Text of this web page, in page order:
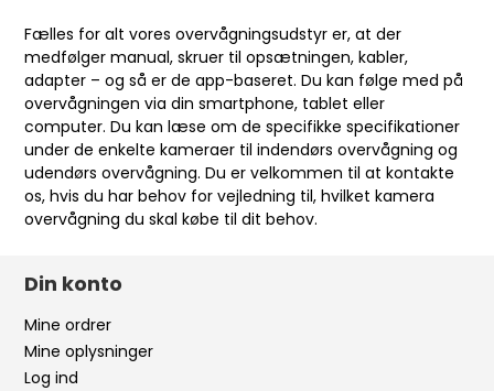
Fælles for alt vores overvågningsudstyr er, at der
medfølger manual, skruer til opsætningen, kabler,
adapter – og så er de app-baseret. Du kan følge med på
overvågningen via din smartphone, tablet eller
computer. Du kan læse om de specifikke specifikationer
under de enkelte kameraer tilindendørs overvågning og
udendørs overvågning. Du er velkommen til at kontakte
os, hvis du har behov for vejledning til, hvilket kamera
overvågning du skal købe til dit behov.
Din konto
Mine ordrer
Mine oplysninger
Log ind